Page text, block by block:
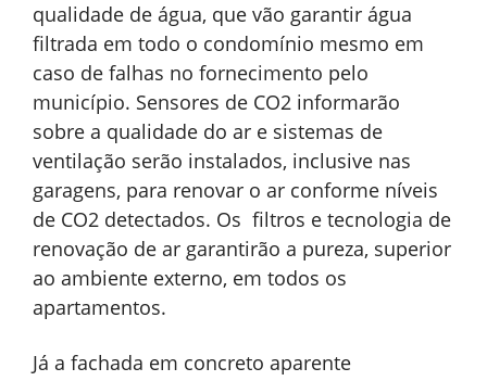
qualidade de água, que vão garantir água
filtrada em todo o condomínio mesmo em
caso de falhas no fornecimento pelo
município. Sensores de CO2 informarão
sobre a qualidade do ar e sistemas de
ventilação serão instalados, inclusive nas
garagens, para renovar o ar conforme níveis
de CO2 detectados. Os filtros e tecnologia de
renovação de ar garantirão a pureza, superior
ao ambiente externo, em todos os
apartamentos.
Já a fachada em concreto aparente